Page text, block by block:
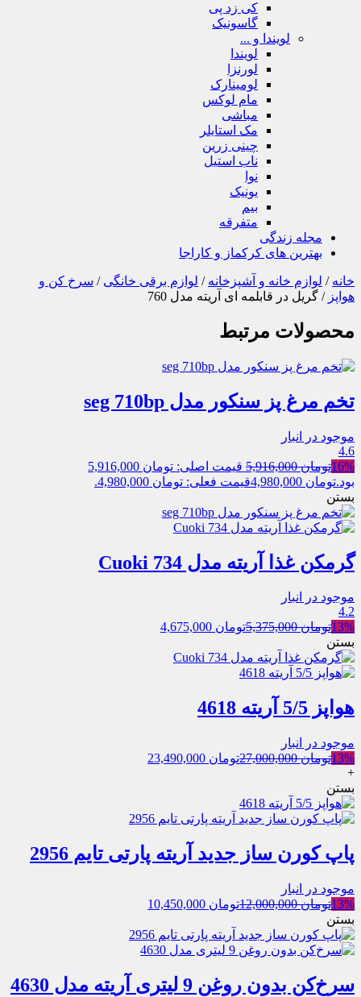
کی زد پی
گاسونیک
لویندا و ...
لویندا
لورنزا
لومینارک
مام لوکس
مباشی
مک استایلر
چینی زرین
ناب استیل
نوا
یونیک
بیم
متفرقه
مجله زندگی
بهترین های کرکماز و کاراجا
خانه / لوازم خانه و آشپزخانه / لوازم برقی خانگی / سرخ کن و
هواپز / گریل در قابلمه ای آریته مدل 760
محصولات مرتبط
تخم مرغ پز سنکور مدل seg 710bp
موجود در انبار
4.6
16%تومان5,916,000
قیمت اصلی: تومان 5,916,000
بود.تومان
قیمت فعلی: تومان 4,980,000.
بستن
گرمکن غذا آریته مدل Cuoki 734
موجود در انبار
4.2
13%تومان5,375,000 تومان
بستن
هواپز 5/5 آریته 4618
موجود در انبار
13%تومان27,000,000 تومان
+
بستن
پاپ کورن ساز جدید آریته پارتی تایم 2956
موجود در انبار
13%تومان12,000,000 تومان
بستن
سرخ‌کن بدون روغن 9 لیتری آریته مدل 4630